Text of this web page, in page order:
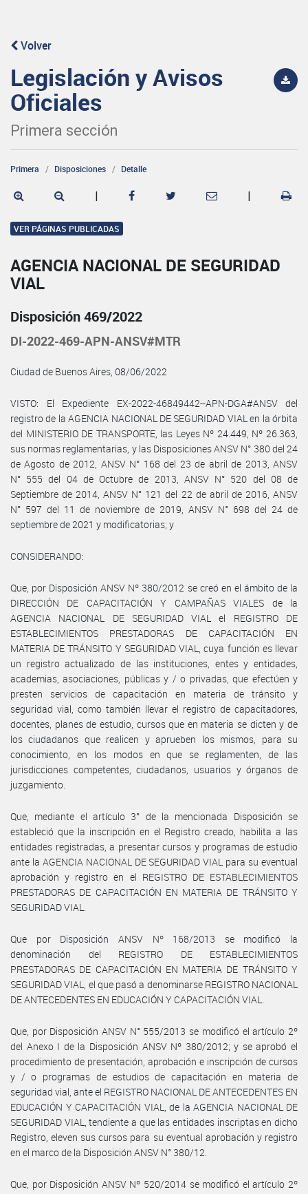
Volver
Legislación y Avisos
Oficiales
Primera sección
Primera Disposiciones Detalle
| |
VER PÁGINAS PUBLICADAS
AGENCIA NACIONAL DE SEGURIDAD
VIAL
Disposición 469/2022
DI-2022-469-APN-ANSV#MTR
Ciudad de Buenos Aires, 08/06/2022
VISTO: El Expediente EX-2022-46849442--APN-DGA#ANSV del
registro de la AGENCIA NACIONAL DE SEGURIDAD VIAL en la órbita
del MINISTERIO DE TRANSPORTE, las Leyes Nº 24.449, Nº 26.363,
sus normas reglamentarias, y las Disposiciones ANSV N° 380 del 24
de Agosto de 2012, ANSV N° 168 del 23 de abril de 2013, ANSV
N° 555 del 04 de Octubre de 2013, ANSV N° 520 del 08 de
Septiembre de 2014, ANSV N° 121 del 22 de abril de 2016, ANSV
N° 597 del 11 de noviembre de 2019, ANSV N° 698 del 24 de
septiembre de 2021 y modificatorias; y
CONSIDERANDO:
Que, por Disposición ANSV Nº 380/2012 se creó en el ámbito de la
DIRECCIÓN DE CAPACITACIÓN Y CAMPAÑAS VIALES de la
AGENCIA NACIONAL DE SEGURIDAD VIAL el REGISTRO DE
ESTABLECIMIENTOS PRESTADORAS DE CAPACITACIÓN EN
MATERIA DE TRÁNSITO Y SEGURIDAD VIAL, cuya función es llevar
un registro actualizado de las instituciones, entes y entidades,
academias, asociaciones, públicas y / o privadas, que efectúen y
presten servicios de capacitación en materia de tránsito y
seguridad vial, como también llevar el registro de capacitadores,
docentes, planes de estudio, cursos que en materia se dicten y de
los ciudadanos que realicen y aprueben los mismos, para su
conocimiento, en los modos en que se reglamenten, de las
jurisdicciones competentes, ciudadanos, usuarios y órganos de
juzgamiento.
Que, mediante el artículo 3° de la mencionada Disposición se
estableció que la inscripción en el Registro creado, habilita a las
entidades registradas, a presentar cursos y programas de estudio
ante la AGENCIA NACIONAL DE SEGURIDAD VIAL para su eventual
aprobación y registro en el REGISTRO DE ESTABLECIMIENTOS
PRESTADORAS DE CAPACITACIÓN EN MATERIA DE TRÁNSITO Y
SEGURIDAD VIAL.
Que por Disposición ANSV Nº 168/2013 se modificó la
denominación del REGISTRO DE ESTABLECIMIENTOS
PRESTADORAS DE CAPACITACIÓN EN MATERIA DE TRÁNSITO Y
SEGURIDAD VIAL, el que pasó a denominarse REGISTRO NACIONAL
DE ANTECEDENTES EN EDUCACIÓN Y CAPACITACIÓN VIAL.
Que, por Disposición ANSV N° 555/2013 se modificó el artículo 2º
del Anexo I de la Disposición ANSV Nº 380/2012; y se aprobó el
procedimiento de presentación, aprobación e inscripción de cursos
y / o programas de estudios de capacitación en materia de
seguridad vial, ante el REGISTRO NACIONAL DE ANTECEDENTES EN
EDUCACIÓN Y CAPACITACIÓN VIAL, de la AGENCIA NACIONAL DE
SEGURIDAD VIAL, tendiente a que las entidades inscriptas en dicho
Registro, eleven sus cursos para su eventual aprobación y registro
en el marco de la Disposición ANSV N° 380/12.
Que, por Disposición ANSV Nº 520/2014 se modificó el artículo 2º